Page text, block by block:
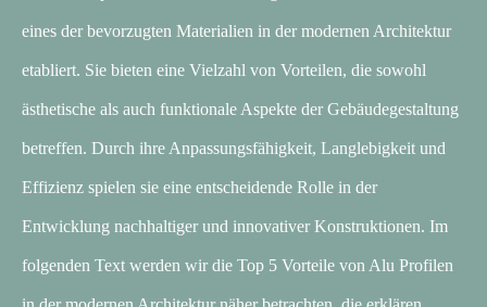
eines der bevorzugten Materialien in der modernen Architektur
etabliert. Sie bieten eine Vielzahl von Vorteilen, die sowohl
ästhetische als auch funktionale Aspekte der Gebäudegestaltung
betreffen. Durch ihre Anpassungsfähigkeit, Langlebigkeit und
Effizienz spielen sie eine entscheidende Rolle in der
Entwicklung nachhaltiger und innovativer Konstruktionen. Im
folgenden Text werden wir die Top 5 Vorteile von Alu Profilen